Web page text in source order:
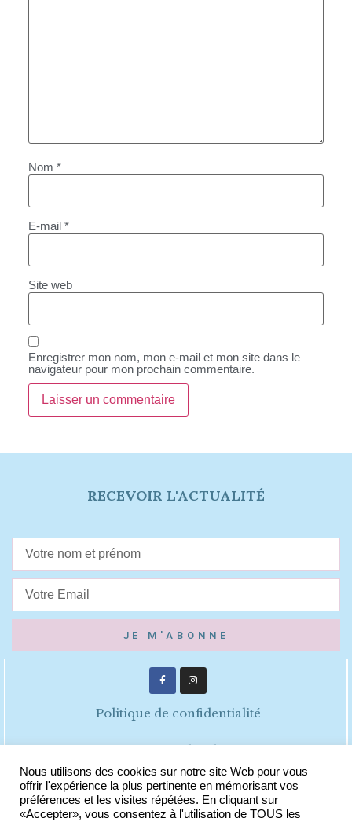
Nom *
E-mail *
Site web
Enregistrer mon nom, mon e-mail et mon site dans le
navigateur pour mon prochain commentaire.
Politique de confidentialité
Mentions légales
CGV
RECEVOIR L'ACTUALITÉ
JE M'ABONNE
Nous utilisons des cookies sur notre site Web pour vous
offrir l'expérience la plus pertinente en mémorisant vos
préférences et les visites répétées. En cliquant sur
«Accepter», vous consentez à l'utilisation de TOUS les